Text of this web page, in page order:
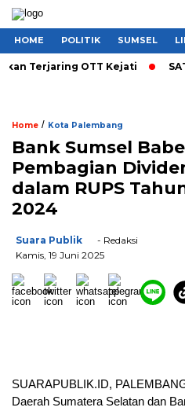
HOME POLITIK SUMSEL
Terjaring OTT Kejati
Home / Kota Palembang
Bank Sumsel
Pembagian
dalam RUPS
2024
Suara Publik
- Redaksi
Kamis, 19 Juni 2025
SUARAPUBLIK.ID,
Daerah Sumatera Selatan dan